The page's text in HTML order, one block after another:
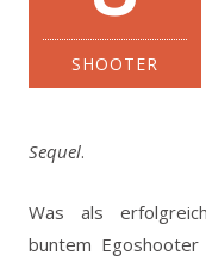
SHOOTER
Sequel.
Was als
buntem Egoshooter